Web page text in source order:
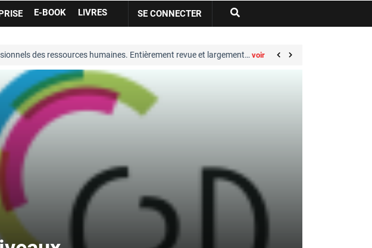
E-BOOK LIVRES
Votre
compte
SE CONNECTER
humaines. Entièrement revue et largement…voir